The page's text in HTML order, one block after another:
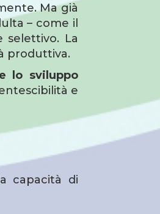
Ma già
– come il
selettivo. La
produttiva.
lo sviluppo
e
capacità di